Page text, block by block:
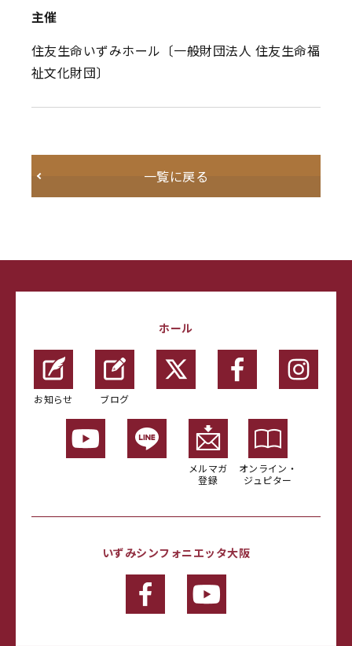
主催
住友生命いずみホール〔一般財団法人 住友生命福
祉文化財団〕
一覧に戻る
ホール
お知らせ ブログ
メルマガ
登録
オンライン・
ジュピター
いずみシンフォニエッタ大阪